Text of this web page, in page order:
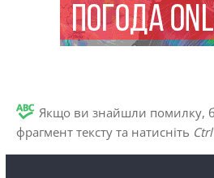
Якщо ви знайшли помилку,
фрагмент тексту та натисніть